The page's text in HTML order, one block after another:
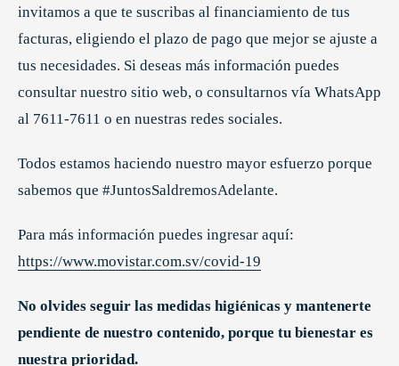
invitamos a que te suscribas al financiamiento de tus
facturas, eligiendo el plazo de pago que mejor se ajuste a
tus necesidades. Si deseas más información puedes
consultar nuestro sitio web, o consultarnos vía WhatsApp
al 7611-7611 o en nuestras redes sociales.
Todos estamos haciendo nuestro mayor esfuerzo porque
sabemos que #JuntosSaldremosAdelante.
Para más información puedes ingresar aquí:
https://www.movistar.com.sv/covid-19
No olvides seguir las medidas higiénicas y mantenerte
pendiente de nuestro contenido, porque tu bienestar es
nuestra prioridad.